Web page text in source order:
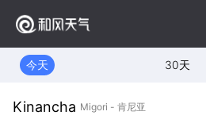
今天 30天
Kinancha Migori - 肯尼亚